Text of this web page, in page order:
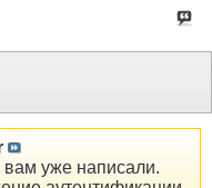
уже написали.